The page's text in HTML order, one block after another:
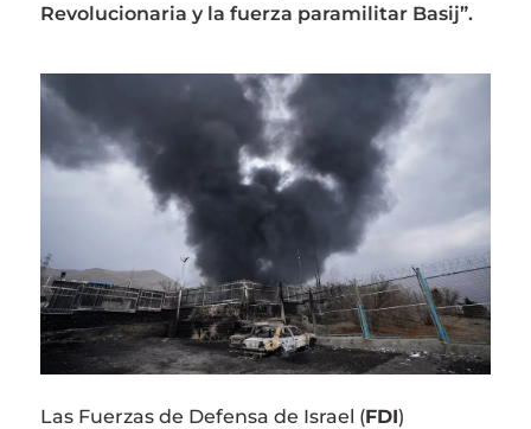
Revolucionaria y la fuerza paramilitar Basij”.
Las Fuerzas de Defensa de Israel (FDI)